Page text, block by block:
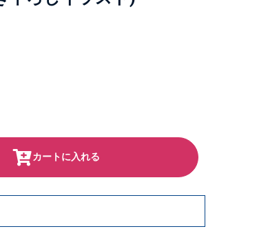
カートに入れる